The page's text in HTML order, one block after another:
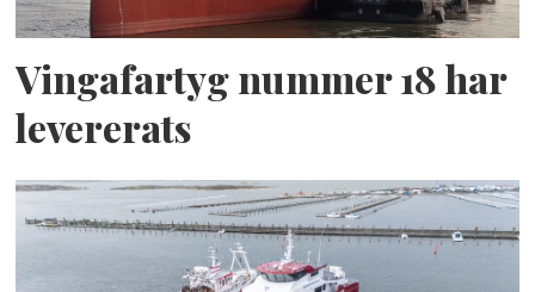
Vingafartyg nummer 18 har
levererats